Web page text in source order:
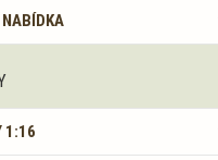
1:16